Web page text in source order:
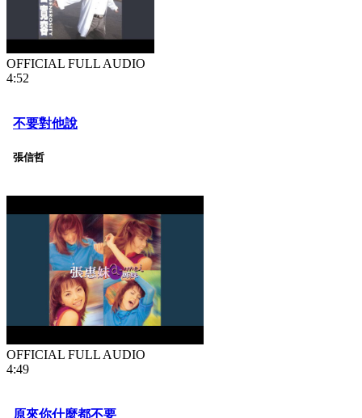
OFFICIAL FULL AUDIO
4:52
不要對他說
張信哲
OFFICIAL FULL AUDIO
4:49
原來你什麼都不要